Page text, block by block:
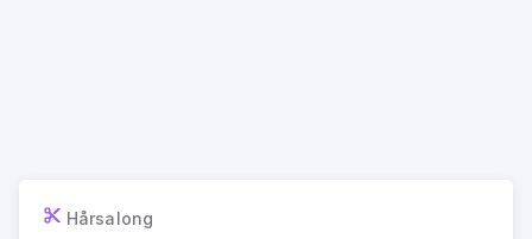
Hårsalong